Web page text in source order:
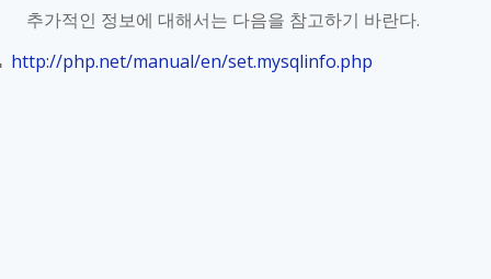
추가적인 정보에 대해서는 다음을 참고하기 바란다.
http://php.net/manual/en/set.mysqlinfo.php